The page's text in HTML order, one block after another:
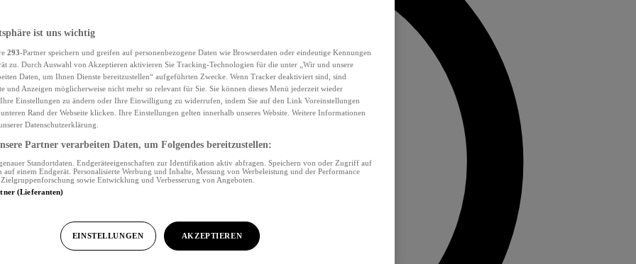
ist uns wichtig
293-Partner speichern und greifen auf personenbezogene Daten wie Browserdaten oder eindeutige Kennungen
zu. Durch Auswahl von Akzeptieren aktivieren Sie Tracking-Technologien für die unter „Wir und unsere
Daten, um Ihnen Dienste bereitzustellen“ aufgeführten Zwecke. Wenn Tracker deaktiviert sind, sind
und Anzeigen möglicherweise nicht mehr so relevant für Sie. Sie können dieses Menü jederzeit wieder
Einstellungen zu ändern oder Ihre Einwilligung zu widerrufen, indem Sie auf den Link Voreinstellungen
Rand der Webseite klicken. Ihre Einstellungen gelten innerhalb unseres Website. Weitere Informationen
Datenschutzerklärung.
Partner verarbeiten Daten, um Folgendes bereitzustellen:
Standortdaten. Endgeräteeigenschaften zur Identifikation aktiv abfragen. Speichern von oder Zugriff auf
einem Endgerät. Personalisierte Werbung und Inhalte, Messung von Werbeleistung und der Performance
sowie Entwicklung und Verbesserung von Angeboten.
(Lieferanten)
EINSTELLUNGEN AKZEPTIEREN